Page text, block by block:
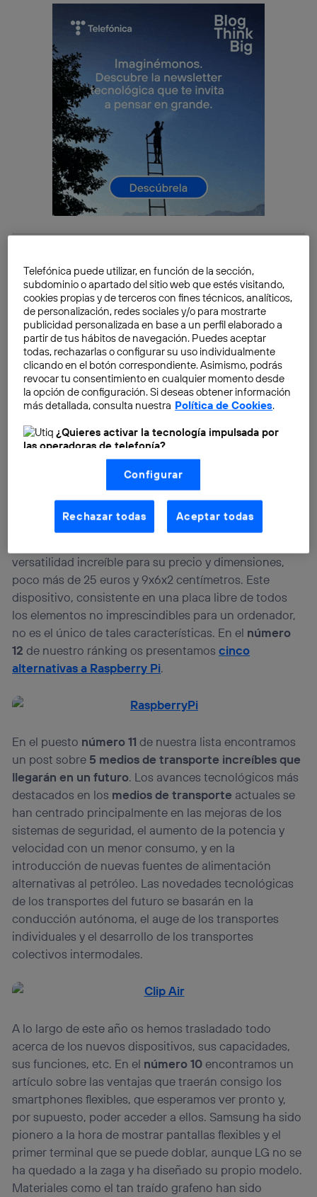
Raspberry Pise propuso fomentar el
estudio de la informática y hacer del aprendizaje una
actividad divertida, poniendo el foco en el entorno
escolar. La culminación de esta meta fue el dispositivo
versatilidad increíble para su precio y dimensiones,
poco más de 25 euros y 9x6x2 centímetros. Este
dispositivo, consistente en una placa libre de todos
los elementos no imprescindibles para un ordenador,
no es el único de tales características. En el número
12 de nuestro ránking os presentamoscinco
alternativas a Raspberry Pi.
En el puesto número 11 de nuestra lista encontramos
un post sobre 5 medios de transporte increíbles que
llegarán en un futuro. Los avances tecnológicos más
destacados en los medios de transporte actuales se
han centrado principalmente en las mejoras de los
sistemas de seguridad, el aumento de la potencia y
velocidad con un menor consumo, y en la
introducción de nuevas fuentes de alimentación
alternativas al petróleo. Las novedades tecnológicas
de los transportes del futuro se basarán en la
conducción autónoma, el auge de los transportes
individuales y el desarrollo de los transportes
colectivos intermodales.
A lo largo de este año os hemos trasladado todo
acerca de los nuevos dispositivos, sus capacidades,
sus funciones, etc. En el número 10encontramos un
artículo sobre las ventajas que traerán consigo los
smartphones flexibles, que esperamos ver pronto y,
por supuesto, poder acceder a ellos. Samsung ha sido
pionero a la hora de mostrar pantallas flexibles y el
primer terminal que se puede doblar, aunque LG no se
ha quedado a la zaga y ha diseñado su propio modelo.
Materiales como el tan traído grafeno han sido
Telefónica puede utilizar, en función de la sección,
subdominio o apartado del sitio web que estés visitando,
cookies propias y de terceros con fines técnicos, analíticos,
de personalización, redes sociales y/o para mostrarte
publicidad personalizada en base a un perfil elaborado a
partir de tus hábitos de navegación. Puedes aceptar
todas, rechazarlas o configurar su uso individualmente
clicando en el botón correspondiente. Asimismo, podrás
revocar tu consentimiento en cualquier momento desde
la opción de configuración. Si deseas obtener información
más detallada, consulta nuestra Política de Cookies.
¿Quieres activar la tecnología impulsada por
las operadoras de telefonía?
Nosotros, Telefónica S.A., utilizamos la tecnología Utiq para
realizar nuestras acciones de marketing digital o análisis
(como se describe en este aviso de consentimiento)
basadas en tu navegación en nuestra(s) web(s)
aquí(solo cuando utilizas una conexión a
internet habilitada , proporcionada por una de las
operadoras de telefonía participantes, y otorgas tu
La tecnología Utiq está diseñada con la privacidad como
prioridad ofreciéndote elección y control.
La tecnología utiliza un identificador cifrado creado por tu
operadora de telefonía, utilizando tu dirección IP y otra
información de la cuenta de cliente de
telecomunicaciones vinculada a la conexión que utilizas
(p. ej., número de teléfono móvil).
Este identificador se asigna a la conexión de internet, por
consienta el uso de la tecnología recibirá el mismo
identificador. Típicamente:
el marketing o análisis se realizará en función de las
actividades de navegación de los miembros del hogar
que hayan dado su consentimiento.
Si utilizasdatos móviles, el marketing será más
personalizado, ya que se basará únicamente en la
navegación del usuario del móvil.
Puedes gestionar los consentimientos Utiq seleccionando
“Administrar Utiq” en la parte inferior de esta página web o
visitando el portal de privacidad de Utiq
(“consenthub”)
. Para más información, consulta
la política de privacidad de Utiq.
Configurar
Rechazar todas Aceptar todas